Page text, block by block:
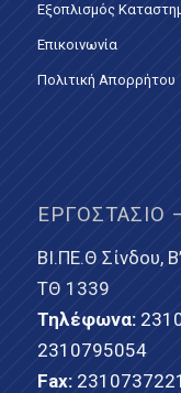
Εξοπλισμός
Επικοινωνία
Πολιτική Απορρήτου
ΕΡΓΟΣΤΆΣΙΟ
ΒΙ.ΠΕ.Θ Σίνδου,
ΤΘ 1339
Τηλέφωνα:
2310795054
Fax: 2310737221